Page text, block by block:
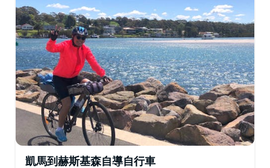
凱馬到赫斯基森自導自行車